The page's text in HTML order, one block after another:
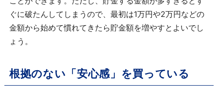
ぐに破たんしてしまうので、最初は1万円や2万円などの
金額から始めて慣れてきたら貯金額を増やすとよいでし
ょう。
根拠のない「安心感」を買っている